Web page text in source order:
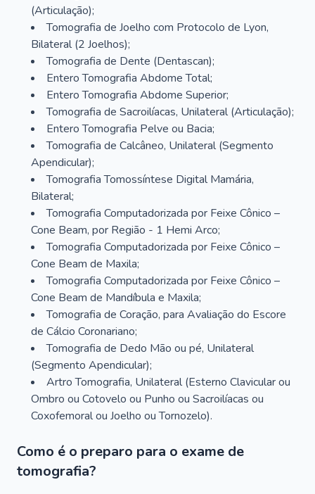
(Articulação);
Tomografia de Joelho com Protocolo de Lyon,
Bilateral (2 Joelhos);
Tomografia de Dente (Dentascan);
Entero Tomografia Abdome Total;
Entero Tomografia Abdome Superior;
Tomografia de Sacroilíacas, Unilateral (Articulação);
Entero Tomografia Pelve ou Bacia;
Tomografia de Calcâneo, Unilateral (Segmento
Apendicular);
Tomografia Tomossíntese Digital Mamária,
Bilateral;
Tomografia Computadorizada por Feixe Cônico –
Cone Beam, por Região - 1 Hemi Arco;
Tomografia Computadorizada por Feixe Cônico –
Cone Beam de Maxila;
Tomografia Computadorizada por Feixe Cônico –
Cone Beam de Mandíbula e Maxila;
Tomografia de Coração, para Avaliação do Escore
de Cálcio Coronariano;
Tomografia de Dedo Mão ou pé, Unilateral
(Segmento Apendicular);
Artro Tomografia, Unilateral (Esterno Clavicular ou
Ombro ou Cotovelo ou Punho ou Sacroilíacas ou
Coxofemoral ou Joelho ou Tornozelo).
Como é o preparo para o exame de
tomografia?